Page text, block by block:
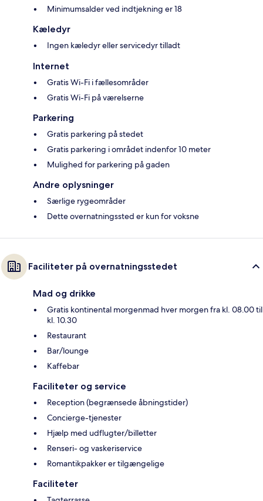
Minimumsalder ved indtjekning er 18
Kæledyr
Ingen kæledyr eller servicedyr tilladt
Internet
Gratis Wi-Fi i fællesområder
Gratis Wi-Fi på værelserne
Parkering
Gratis parkering på stedet
Gratis parkering i området indenfor 10 meter
Mulighed for parkering på gaden
Andre oplysninger
Særlige rygeområder
Dette overnatningssted er kun for voksne
Faciliteter på overnatningsstedet
Mad og drikke
Gratis kontinental morgenmad hver morgen fra kl. 08.00 til
kl. 10.30
Restaurant
Bar/lounge
Kaffebar
Faciliteter og service
Reception (begrænsede åbningstider)
Concierge-tjenester
Hjælp med udflugter/billetter
Renseri- og vaskeriservice
Romantikpakker er tilgængelige
Faciliteter